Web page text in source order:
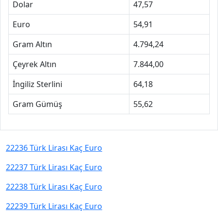
Dolar
47,57
Euro
54,91
Gram Altın
4.794,24
Çeyrek Altın
7.844,00
İngiliz Sterlini
64,18
Gram Gümüş
55,62
22236 Türk Lirası Kaç Euro
22237 Türk Lirası Kaç Euro
22238 Türk Lirası Kaç Euro
22239 Türk Lirası Kaç Euro